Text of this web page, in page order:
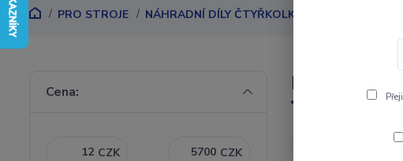
PRO STROJE NÁHRADNÍ DÍLY ČTYŘKOLKY Náhradní díly
Motorové
Cena:
CZK CZK